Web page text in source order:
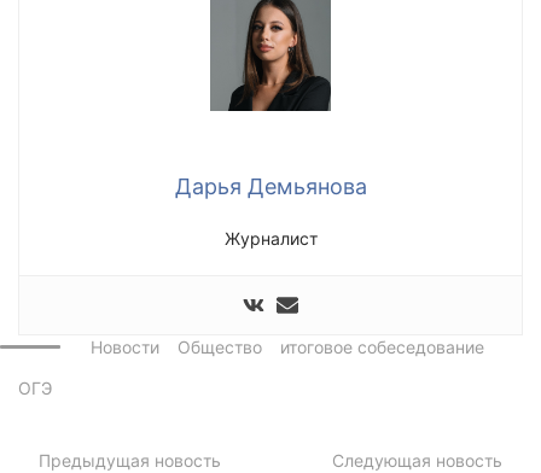
Дарья Демьянова
Журналист
Новости Общество
итоговое собеседование
ОГЭ
Предыдущая новость Следующая новость